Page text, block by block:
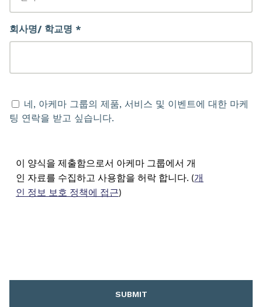
회사명/ 학교명 *
네, 아케마 그룹의 제품, 서비스 및 이벤트에 대한 마케
팅 연락을 받고 싶습니다.
이 양식을 제출함으로서 아케마 그룹에서 개
인 자료를 수집하고 사용함을 허락 합니다. (개
인 정보 보호 정책에 접근)
SUBMIT